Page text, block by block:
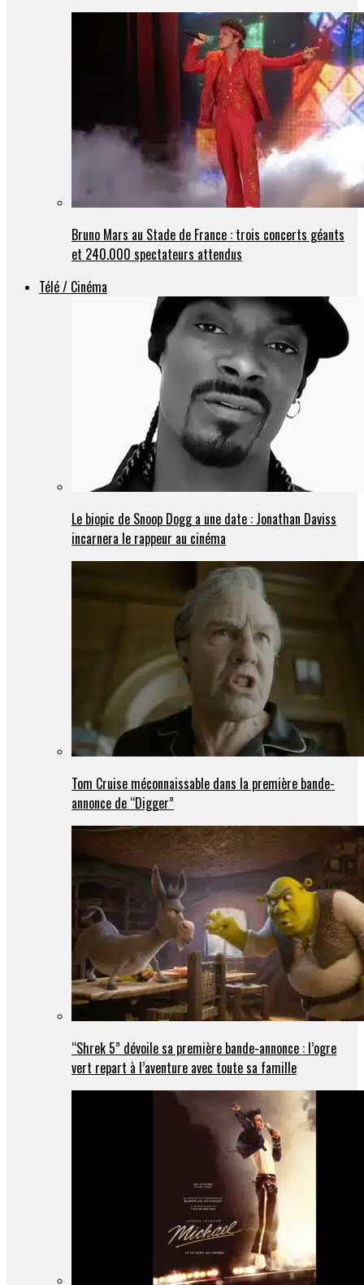
Bruno Mars au Stade de France : trois concerts géants
et 240.000 spectateurs attendus
Télé / Cinéma
Le biopic de Snoop Dogg a une date : Jonathan Daviss
incarnera le rappeur au cinéma
Tom Cruise méconnaissable dans la première bande-
annonce de “Digger”
“Shrek 5” dévoile sa première bande-annonce : l’ogre
vert repart à l’aventure avec toute sa famille